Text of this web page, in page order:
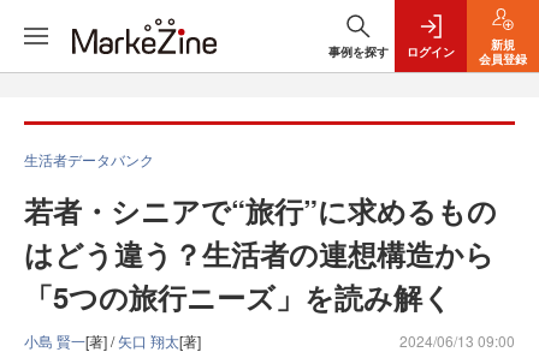
事例を探す ログイン
新規
会員登録
生活者データバンク
若者・シニアで“旅行”に求めるもの
はどう違う？生活者の連想構造から
「5つの旅行ニーズ」を読み解く
小島 賢一[著] /矢口 翔太[著] 2024/06/13 09:00